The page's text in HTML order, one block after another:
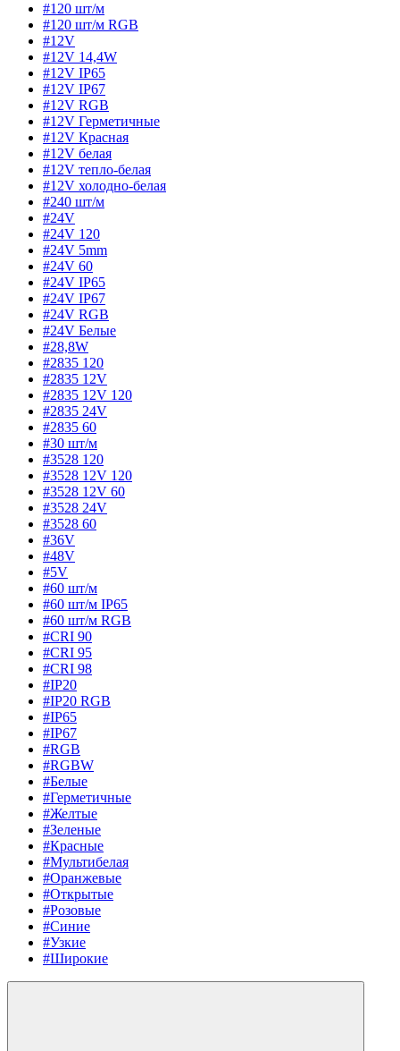
#120 шт/м
#120 шт/м RGB
#12V
#12V 14,4W
#12V IP65
#12V IP67
#12V RGB
#12V Герметичные
#12V Красная
#12V белая
#12V тепло-белая
#12V холодно-белая
#240 шт/м
#24V
#24V 120
#24V 5mm
#24V 60
#24V IP65
#24V IP67
#24V RGB
#24V Белые
#28,8W
#2835 120
#2835 12V
#2835 12V 120
#2835 24V
#2835 60
#30 шт/м
#3528 120
#3528 12V 120
#3528 12V 60
#3528 24V
#3528 60
#36V
#48V
#5V
#60 шт/м
#60 шт/м IP65
#60 шт/м RGB
#CRI 90
#CRI 95
#CRI 98
#IP20
#IP20 RGB
#IP65
#IP67
#RGB
#RGBW
#Белые
#Герметичные
#Желтые
#Зеленые
#Красные
#Мультибелая
#Оранжевые
#Открытые
#Розовые
#Синие
#Узкие
#Широкие